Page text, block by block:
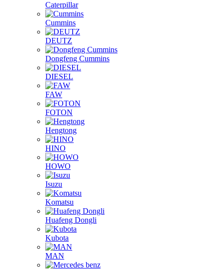
Caterpillar
Cummins
DEUTZ
Dongfeng Cummins
DIESEL
FAW
FOTON
Hengtong
HINO
HOWO
Isuzu
Komatsu
Huafeng Dongli
Kubota
MAN